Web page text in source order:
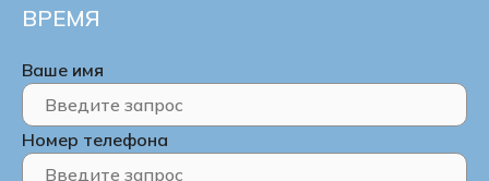
ВРЕМЯ
Ваше имя
Номер телефона